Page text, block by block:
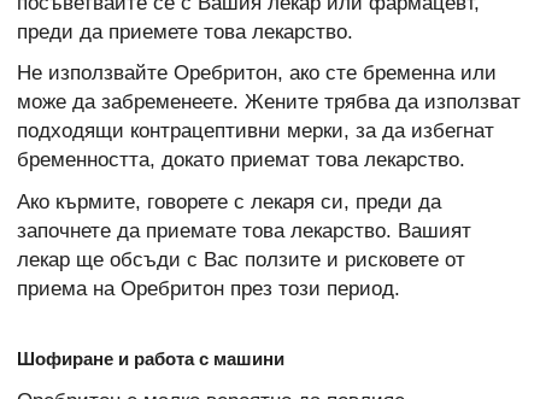
преди да приемете това лекарство.
Не използвайте Оребритон, ако сте бременна или
може да забременеете. Жените трябва да използват
подходящи контрацептивни мерки, за да избегнат
бременността, докато приемат това лекарство.
Ако кърмите, говорете с лекаря си, преди да
започнете да приемате това лекарство. Вашият
лекар ще обсъди с Вас ползите и рисковете от
приема на Оребритон през този период.
Шофиране и работа с машини